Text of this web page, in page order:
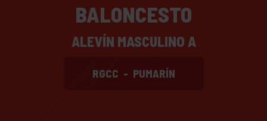
BALONCESTO
ALEVÍN MASCULINO A
RGCC - PUMARÍN